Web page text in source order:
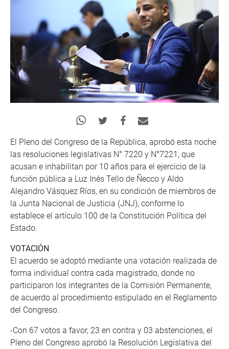
El Pleno del Congreso de la República, aprobó esta noche
las resoluciones legislativas N° 7220 y N°7221, que
acusan e inhabilitan por 10 años para el ejercicio de la
función pública a Luz Inés Tello de Ñecco y Aldo
Alejandro Vásquez Ríos, en su condición de miembros de
la Junta Nacional de Justicia (JNJ), conforme lo
establece el artículo 100 de la Constitución Política del
Estado.
VOTACIÓN
El acuerdo se adoptó mediante una votación realizada de
forma individual contra cada magistrado, donde no
participaron los integrantes de la Comisión Permanente,
de acuerdo al procedimiento estipulado en el Reglamento
del Congreso.
-Con 67 votos a favor, 23 en contra y 03 abstenciones, el
Pleno del Congreso aprobó la Resolución Legislativa del